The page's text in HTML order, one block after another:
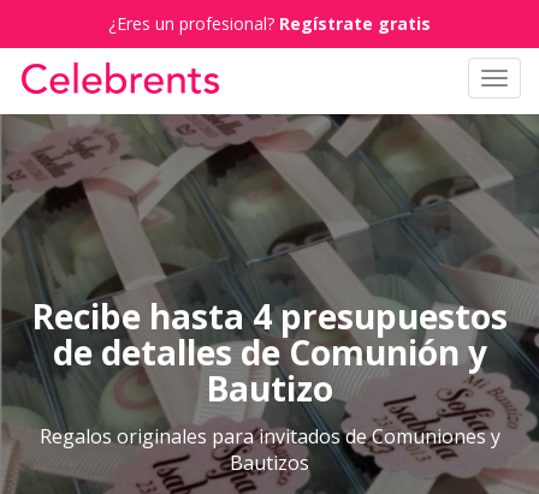
¿Eres un profesional? Regístrate gratis
Recibe hasta 4 presupuestos
de detalles de Comunión y
Bautizo
Regalos originales para invitados de Comuniones y
Bautizos